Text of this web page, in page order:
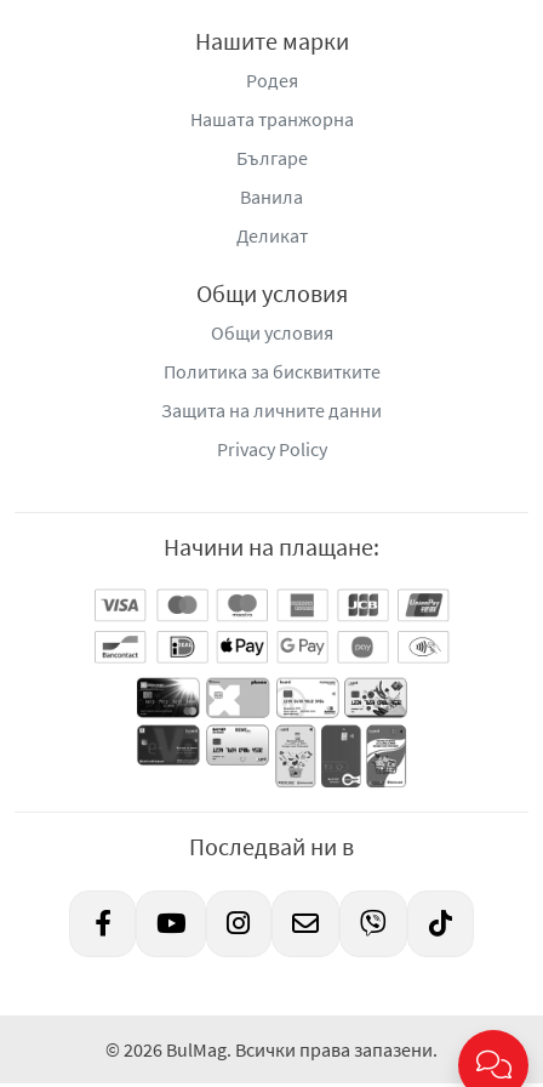
Отличен избор за събирания, пикници или като
част от подаръчни комплекти
наслада след хранене
Съхранявайте меките бисквити Milka Oreo Cookie на
хладно и сухо място, далеч от пряка слънчева светлина
и източници на топлина, за да се запази свежестта и
препоръчва да ги затворите добре, за да запазите
качеството и текстурата им за по-дълго време.
Oreo бисквитки. Те съчетават хрупкавост, мекота и
шоколадова сладост, което ги прави перфектния
избор за всякакви моменти, когато имате нужда от
нещо вкусно и специално.
Дистрибутор: „Монделийз България“ ЕООД, София
1766, Бизнес парк София, сгр. 3, ет. 4, телефон на
потребителя: 080013500 (безплатен от цялата страна),
bgconsumer@mdlz.com,www.milka.bg
Нашите марки
Родея
Нашата транжорна
Българе
Ванила
Деликат
Общи условия
Общи условия
Политика за бисквитките
Защита на личните данни
Privacy Policy
Начини на плащане:
Последвай ни в
© 2026 BulMag. Всички права запазени.